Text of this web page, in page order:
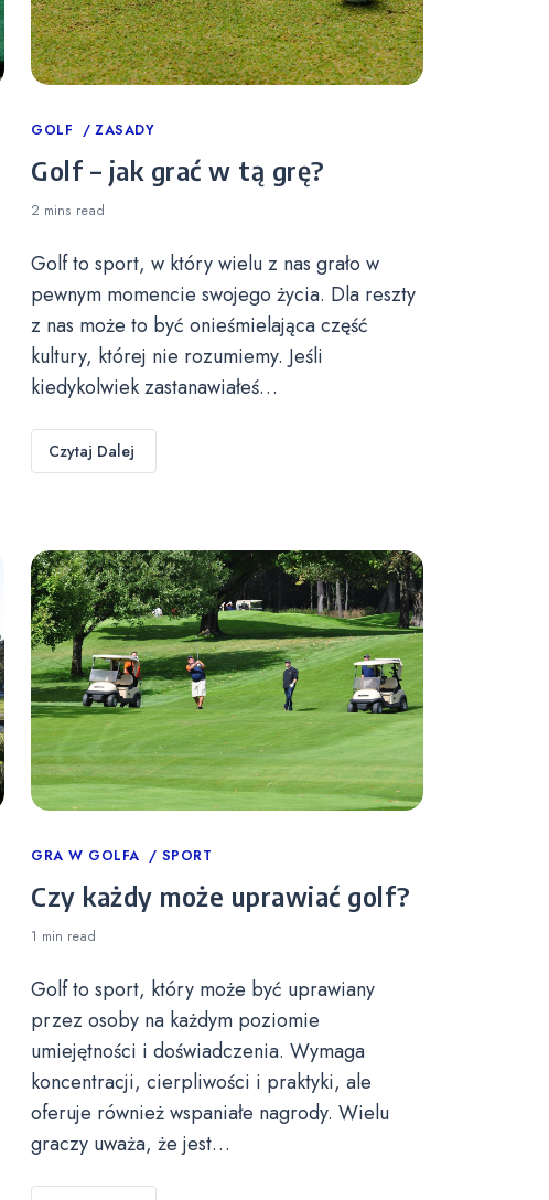
Categories
GOLF ZASADY
Golf – jak grać w tą grę?
2 mins read
Golf to sport, w który wielu z nas grało w
pewnym momencie swojego życia. Dla reszty
z nas może to być onieśmielająca część
kultury, której nie rozumiemy. Jeśli
kiedykolwiek zastanawiałeś…
Czytaj Dalej
Categories
GRA W GOLFA SPORT
Czy każdy może uprawiać golf?
1 min read
Golf to sport, który może być uprawiany
przez osoby na każdym poziomie
umiejętności i doświadczenia. Wymaga
koncentracji, cierpliwości i praktyki, ale
oferuje również wspaniałe nagrody. Wielu
graczy uważa, że jest…